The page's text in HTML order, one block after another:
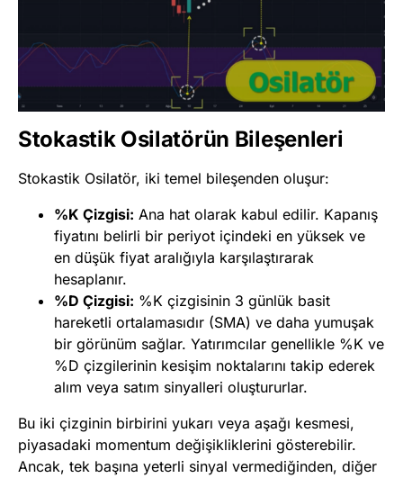
Stokastik Osilatörün Bileşenleri
Stokastik Osilatör, iki temel bileşenden oluşur:
%K Çizgisi: Ana hat olarak kabul edilir. Kapanış
fiyatını belirli bir periyot içindeki en yüksek ve
en düşük fiyat aralığıyla karşılaştırarak
hesaplanır.
%D Çizgisi: %K çizgisinin 3 günlük basit
hareketli ortalamasıdır (SMA) ve daha yumuşak
bir görünüm sağlar. Yatırımcılar genellikle %K ve
%D çizgilerinin kesişim noktalarını takip ederek
alım veya satım sinyalleri oluştururlar.
Bu iki çizginin birbirini yukarı veya aşağı kesmesi,
piyasadaki momentum değişikliklerini gösterebilir.
Ancak, tek başına yeterli sinyal vermediğinden, diğer